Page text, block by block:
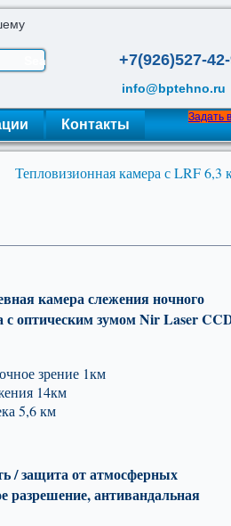
+7(926)527-
info@bptehno.ru
Контакты Задать
Тепловизионная камера с LRF 6,3
камера слежения ночного
оптическим зумомNirLaser
зрение 1км
14км
5,6 км
/ защита от атмосферных
разрешение, антивандальная